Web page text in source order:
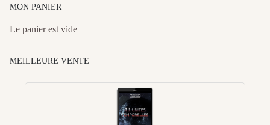
MON PANIER
Le panier est vide
MEILLEURE VENTE